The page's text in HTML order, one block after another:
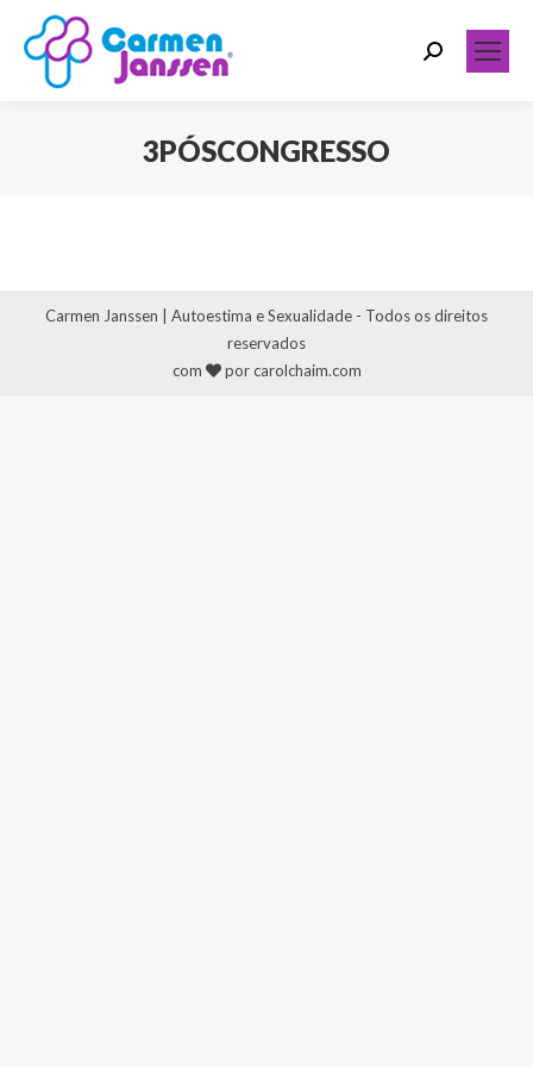
Search:
3PÓSCONGRESSO
Carmen Janssen | Autoestima e Sexualidade - Todos os direitos
reservados
com
por carolchaim.com